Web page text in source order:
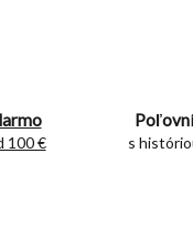
100 € s